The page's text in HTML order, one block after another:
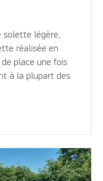
solette légère,
réalisée en
place une fois
à la plupart des